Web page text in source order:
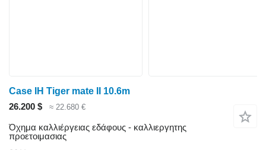
Case IH Tiger mate II 10.6m
26.200 $
≈ 22.680 €
Όχημα καλλιέργειας εδάφους - καλλιεργητης
προετοιμασιας